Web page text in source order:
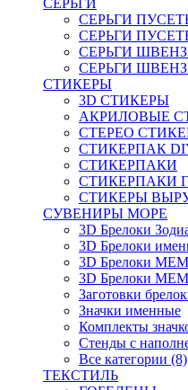
СЕРЬГИ
СЕРЬГИ
СЕРЬГИ
СЕРЬГИ
СЕРЬГИ
СТИКЕРЫ
3D СТИКЕРЫ
АКРИЛОВЫЕ
СТЕРЕО
СТИКЕРПАК
СТИКЕРПАКИ
СТИКЕРПАКИ
СТИКЕРЫ
СУВЕНИРЫ МОРЕ
3D Брелоки
3D Брелоки
3D Брелоки
3D Брелоки
Заготовки
Значки именные
Комплекты
Стенды с
Все категории (8)
ТЕКСТИЛЬ